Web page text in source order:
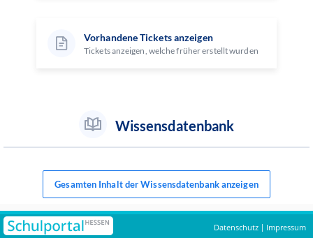
Vorhandene Tickets anzeigen
Tickets anzeigen, welche früher erstellt wurden
Wissensdatenbank
Gesamten Inhalt der Wissensdatenbank anzeigen
Datenschutz | Impressum